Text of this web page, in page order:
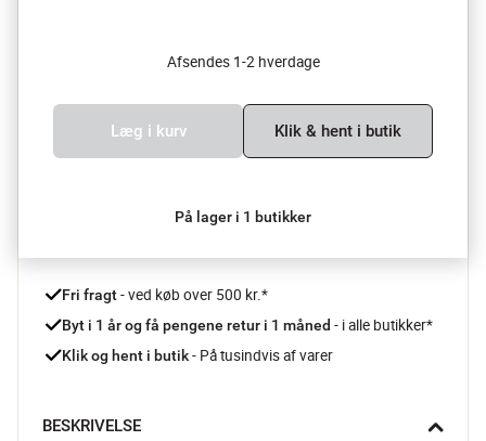
Afsendes 1-2 hverdage
Læg i kurv Klik & hent i butik
På lager i 1 butikker
Fri fragt - ved køb over 500 kr.*
Byt i 1 år og få pengene retur i 1 måned - i alle butikker*
Klik og hent i butik - På tusindvis af varer
BESKRIVELSE